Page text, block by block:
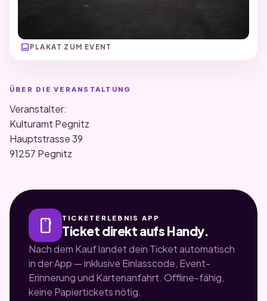
image PLAKAT ZUM EVENT
ÜBER DIE VERANSTALTUNG
Veranstalter:
Kulturamt Pegnitz
Hauptstrasse 39
91257 Pegnitz
smartphone TICKETERLEBNIS APP
Ticket direkt aufs Handy.
Nach dem Kauf landet dein Ticket automatisch
in der App — inklusive Einlasscode, Event-
Erinnerung und Kartenanfahrt. Offline-fähig,
keine Papiertickets nötig.